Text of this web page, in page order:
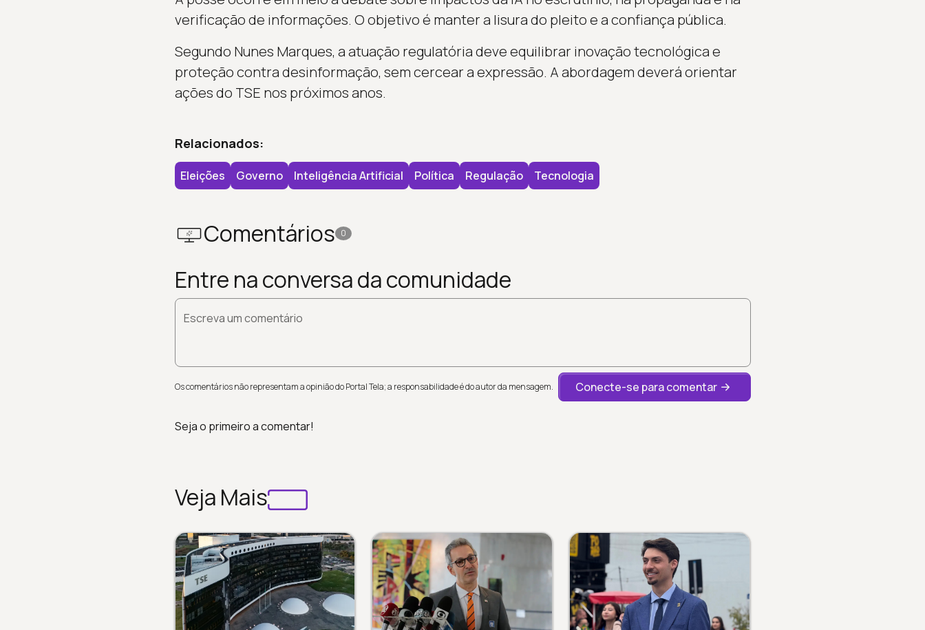
verificação de informações. O objetivo é manter a lisura do pleito e a confiança pública.
Segundo Nunes Marques, a atuação regulatória deve equilibrar inovação tecnológica e
proteção contra desinformação, sem cercear a expressão. A abordagem deverá orientar
ações do TSE nos próximos anos.
Relacionados:
Eleições Governo Inteligência Artificial Política Regulação Tecnologia
Comentários 0
Entre na conversa da comunidade
Escreva um comentário
Os comentários não representam a opinião do Portal Tela; a responsabilidade é do autor da mensagem. Conecte-se para comentar
Seja o primeiro a comentar!
Veja Mais